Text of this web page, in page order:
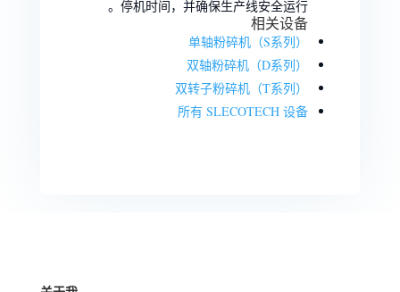
停机时间，并确保生产线安全运行。
相关设备
单轴粉碎机（S系列）
双轴粉碎机（D系列）
双转子粉碎机（T系列）
所有 SLECOTECH 设备